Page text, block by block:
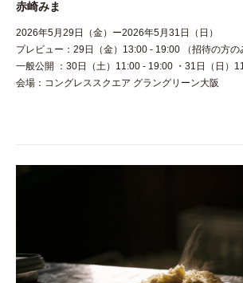
赤崎みま
2026年5月29日（金）ー2026年5月31日（日）
プレビュー：29日（金）13:00 - 19:00 （招待の方の
一般公開 ：30日（土）11:00 - 19:00 ・31日（日）
会場：コングレススクエア グラングリーン大阪